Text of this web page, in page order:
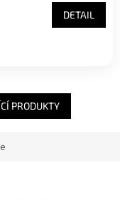
DETAIL
PRODUKTY